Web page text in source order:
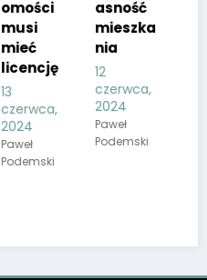
asność
mieszka
nia
12
czerwca,
2024
Paweł
Podemski
kredytu
11
czerwca,
2024
Paweł
Podemski